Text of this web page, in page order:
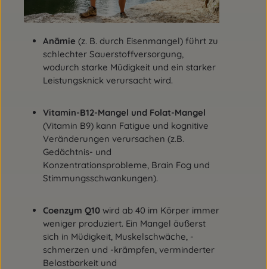
Anämie (z. B. durch Eisenmangel) führt zu
schlechter Sauerstoffversorgung,
wodurch starke Müdigkeit und ein starker
Leistungsknick verursacht wird.
Vitamin-B12-Mangel und Folat-Mangel
(Vitamin B9) kann Fatigue und kognitive
Veränderungen verursachen (z.B.
Gedächtnis- und
Konzentrationsprobleme, Brain Fog und
Stimmungsschwankungen).
Coenzym Q10 wird ab 40 im Körper immer
weniger produziert. Ein Mangel äußerst
sich in Müdigkeit, Muskelschwäche, -
schmerzen und -krämpfen, verminderter
Belastbarkeit und